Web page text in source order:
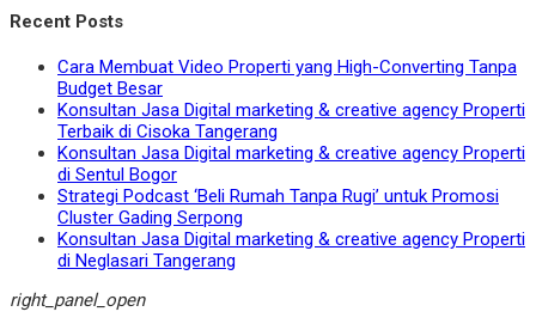
Recent Posts
Cara Membuat Video Properti yang High-Converting Tanpa
Budget Besar
Konsultan Jasa Digital marketing & creative agency Properti
Terbaik di Cisoka Tangerang
Konsultan Jasa Digital marketing & creative agency Properti
di Sentul Bogor
Strategi Podcast ‘Beli Rumah Tanpa Rugi’ untuk Promosi
Cluster Gading Serpong
Konsultan Jasa Digital marketing & creative agency Properti
di Neglasari Tangerang
right_panel_open